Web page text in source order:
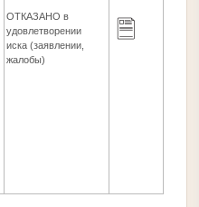
ОТКАЗАНО в
удовлетворении
иска (заявлении,
жалобы)